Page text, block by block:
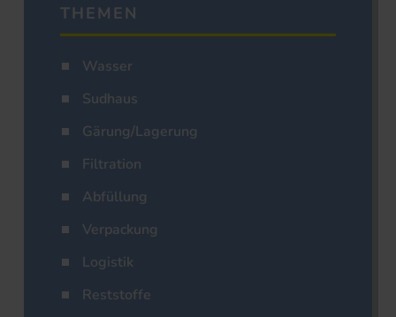
THEMEN
Wasser
Sudhaus
Gärung/Lagerung
Filtration
Abfüllung
Verpackung
Logistik
Reststoffe